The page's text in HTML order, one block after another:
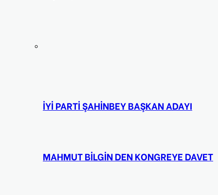
İYİ PARTİ ŞAHİNBEY BAŞKAN ADAYI
MAHMUT BİLGİN DEN KONGREYE DAVET